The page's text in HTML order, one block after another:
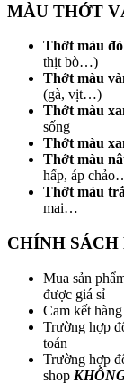
MÀU THỚT
Thớt màu
thịt bò…)
Thớt màu
(gà, vịt…)
Thớt màu
sống
Thớt màu
Thớt màu
hấp, áp
Thớt màu
mai…
CHÍNH
Mua sản
được giá sỉ
Cam kết
Trường hợp
toán
Trường hợp
shop